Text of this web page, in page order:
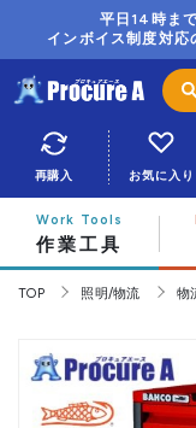
平日14時ま
インボイス制度対応
再購入 お気に入り
作業工具
TOP 照明/物流 物